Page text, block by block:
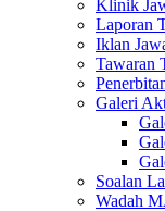
Klinik
Laporan
Iklan
Tawaran
Galeri
Soalan
Wadah